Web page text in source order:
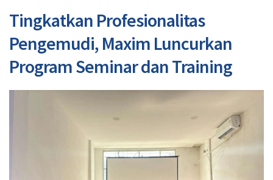
Tingkatkan Profesionalitas
Pengemudi, Maxim Luncurkan
Program Seminar dan Training